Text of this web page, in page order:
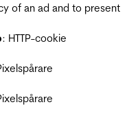
of an ad and to present
: HTTP-cookie